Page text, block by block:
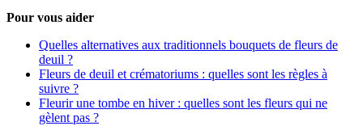
Pour vous aider
Quelles alternatives aux traditionnels bouquets de fleurs de
deuil ?
Fleurs de deuil et crématoriums : quelles sont les règles à
suivre ?
Fleurir une tombe en hiver : quelles sont les fleurs qui ne
gèlent pas ?